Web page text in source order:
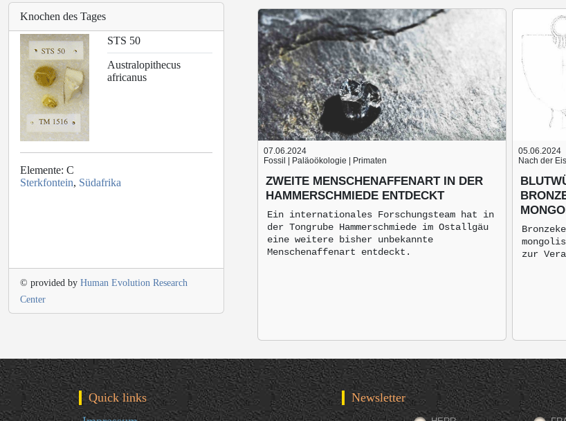
Knochen des Tages
STS 50
Australopithecus
africanus
Elemente: C
Sterkfontein, Südafrika
© provided by Human Evolution Research
Center
07.06.2024
Fossil | Paläoökologie | Primaten
ZWEITE MENSCHENAFFENART IN DER
HAMMERSCHMIEDE ENTDECKT
Ein internationales Forschungsteam hat in
der Tongrube Hammerschmiede im Ostallgäu
eine weitere bisher unbekannte
Menschenaffenart entdeckt.
05.06.2024
Nach der
zur
Quick links
Newsletter